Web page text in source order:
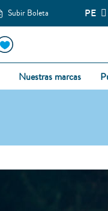
Subir Boleta PE
Nuestras marcas